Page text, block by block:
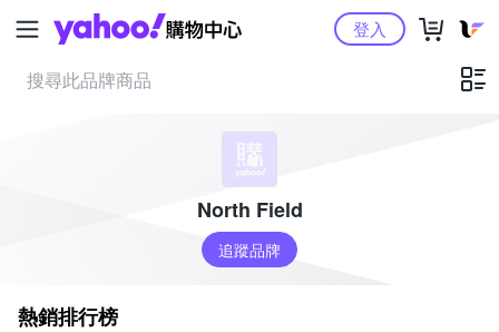
Yahoo購物中心登入
North Field
追蹤品牌
熱銷排行榜